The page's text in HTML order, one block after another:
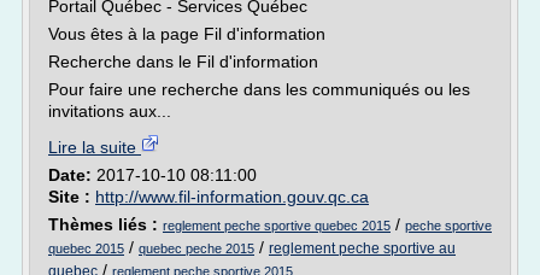
Portail Québec - Services Québec
Vous êtes à la page Fil d'information
Recherche dans le Fil d'information
Pour faire une recherche dans les communiqués ou les
invitations aux...
Lire la suite
Date: 2017-10-10 08:11:00
Site : http://www.fil-information.gouv.qc.ca
Thèmes liés : reglement peche sportive quebec 2015 / peche sportive
quebec 2015 / quebec peche 2015 / reglement peche sportive au
quebec / reglement peche sportive 2015